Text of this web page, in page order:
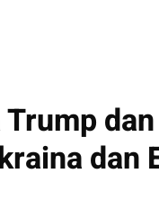
dan